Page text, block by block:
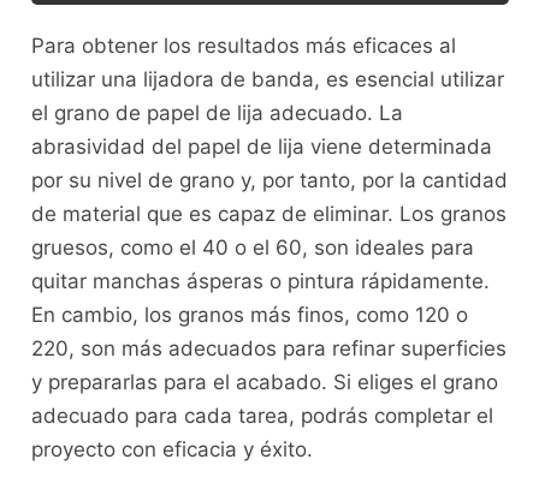
Para obtener los resultados más eficaces al
utilizar una lijadora de banda, es esencial utilizar
el grano de papel de lija adecuado. La
abrasividad del papel de lija viene determinada
por su nivel de grano y, por tanto, por la cantidad
de material que es capaz de eliminar. Los granos
gruesos, como el 40 o el 60, son ideales para
quitar manchas ásperas o pintura rápidamente.
En cambio, los granos más finos, como 120 o
220, son más adecuados para refinar superficies
y prepararlas para el acabado. Si eliges el grano
adecuado para cada tarea, podrás completar el
proyecto con eficacia y éxito.